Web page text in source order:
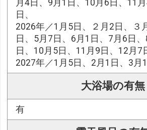
月4日、9月1日、10月6日、11
日、
2026年／1月5日、２月2日、３
日、5月7日、6月1日、7月6日
日、10月5日、11月9日、12月7
2027年／1月5日、2月1日、3月
大浴場の有無
有